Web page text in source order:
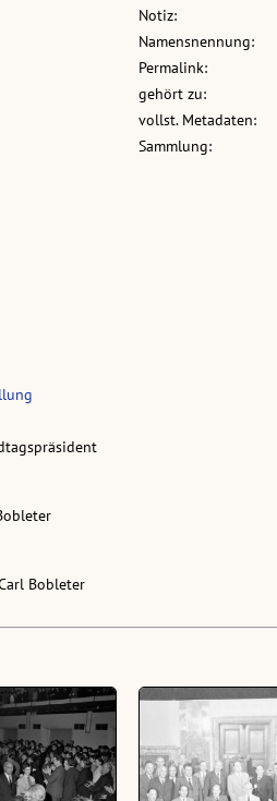
Bobleter
Notiz:
Namensnennung:
Permalink:
gehört zu:
vollst. Metadaten:
Sammlung: